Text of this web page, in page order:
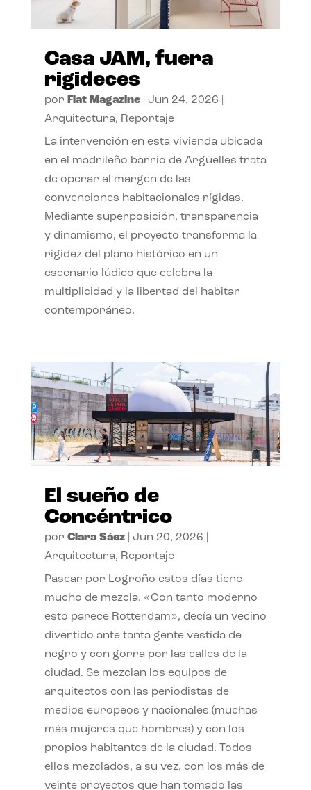
Casa JAM, fuera
rigideces
por Flat Magazine| Jun 24, 2026
Arquitectura, Reportaje
La intervención en esta vivienda ubicada
en el madrileño barrio de Argüelles trata
de operar al margen de las
convenciones habitacionales rígidas.
Mediante superposición, transparencia
y dinamismo, el proyecto transforma la
rigidez del plano histórico en un
escenario lúdico que celebra la
multiplicidad y la libertad del habitar
contemporáneo.
El sueño de
Concéntrico
por Clara Sáez| Jun 20, 2026
Arquitectura, Reportaje
Pasear por Logroño estos días tiene
mucho de mezcla. «Con tanto moderno
esto parece Rotterdam», decía un vecino
divertido ante tanta gente vestida de
negro y con gorra por las calles de la
ciudad. Se mezclan los equipos de
arquitectos con las periodistas de
medios europeos y nacionales (muchas
más mujeres que hombres) y con los
propios habitantes de la ciudad. Todos
ellos mezclados, a su vez, con los más de
veinte proyectos que han tomado las